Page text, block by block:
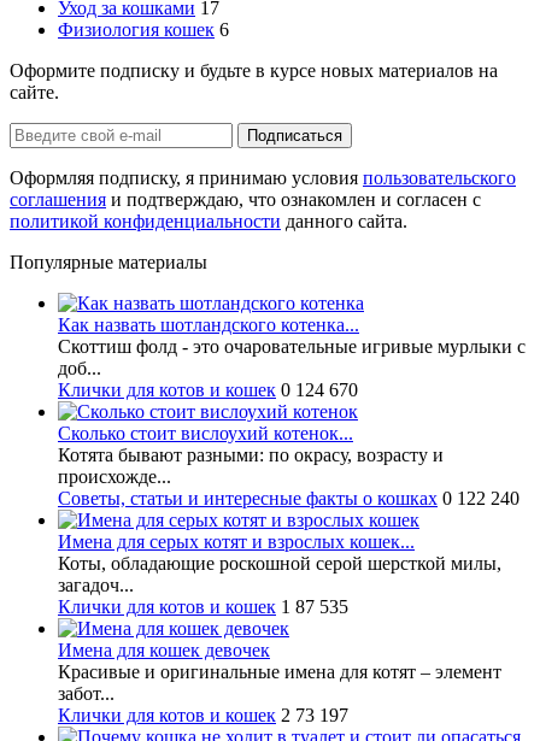
Уход за кошками 17
Физиология кошек 6
Оформите подписку и будьте в курсе новых материалов на
сайте.
Оформляя подписку, я принимаю условия пользовательского
соглашения и подтверждаю, что ознакомлен и согласен с
политикой конфиденциальности данного сайта.
Популярные материалы
Как назвать шотландского котенка...
Скоттиш фолд - это очаровательные игривые мурлыки с
доб...
Клички для котов и кошек 0 124 670
Сколько стоит вислоухий котенок...
Котята бывают разными: по окрасу, возрасту и
происхожде...
Советы, статьи и интересные факты о кошках 0 122 240
Имена для серых котят и взрослых кошек...
Коты, обладающие роскошной серой шерсткой милы,
загадоч...
Клички для котов и кошек 1 87 535
Имена для кошек девочек
Красивые и оригинальные имена для котят – элемент
забот...
Клички для котов и кошек 2 73 197